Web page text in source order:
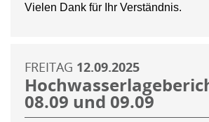
Vielen Dank für Ihr Verständnis.
FREITAG 12.09.2025
08.09 und 09.09